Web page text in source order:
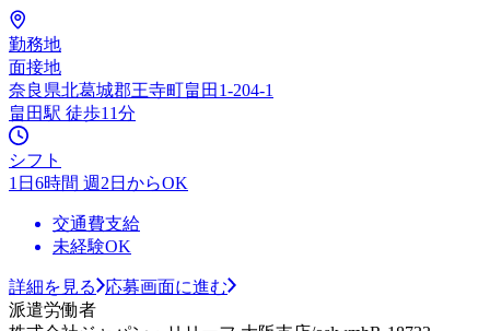
勤務地
面接地
奈良県北葛城郡王寺町畠田1-204-1
畠田駅 徒歩11分
シフト
1日6時間 週2日からOK
交通費支給
未経験OK
詳細を見る
応募画面に進む
派遣労働者